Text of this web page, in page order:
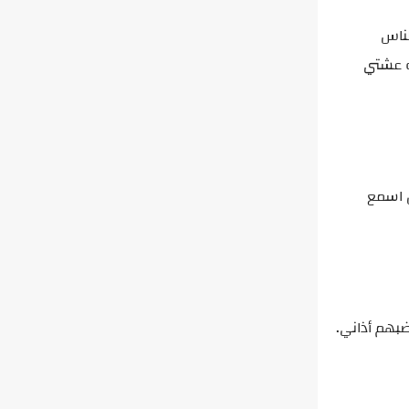
عشتي
اسمع
أذاني.